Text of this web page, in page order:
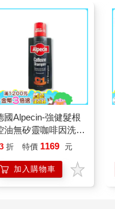
國Alpecin-強健髮根
油無矽靈咖啡因洗髮
露375ml/瓶-C1強健
調理頭皮洗髮液/0矽靈
潤洗頭髮水/一般髮
折 特價 1169 元
加入購物車